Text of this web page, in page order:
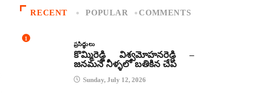
RECENT POPULAR COMMENTS
1
ప్రసిద్ధులు
కొమ్మిరెడ్డి విశ్వమోహనరెడ్డి –
జనమనే నీళ్ళలో బతికిన చేప
Sunday, July 12, 2026